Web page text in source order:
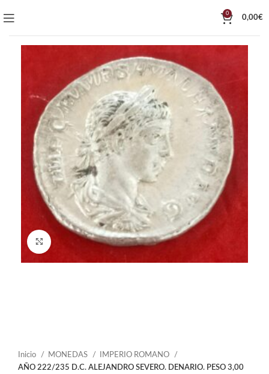
0
0,00€
Click to enlarge
Inicio MONEDAS
IMPERIO ROMANO
AÑO 222/235 D.C. ALEJANDRO SEVERO. DENARIO. PESO 3,00